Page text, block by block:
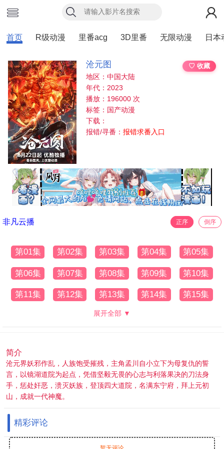
首页 R级动漫 里番acg 3D里番 无限动漫 日本
沧元图
♡ 收藏
地区：中国大陆
年代：2023
播放：196000 次
标签：国产动漫
下载：
报错/寻番：报错求番入口
非凡云播 正序 倒序
第01集 第02集 第03集 第04集 第05集
第06集 第07集 第08集 第09集 第10集
第11集 第12集 第13集 第14集 第15集
展开全部 ▼
简介
沧元界妖邪作乱，人族饱受摧残，主角孟川自小立下为母复仇的誓
言，以镜湖道院为起点，凭借坚毅无畏的心志与利落果决的刀法身
手，惩处奸恶，溃灭妖族，登顶四大道院，名满东宁府，拜上元初
山，成就一代神魔。
精彩评论